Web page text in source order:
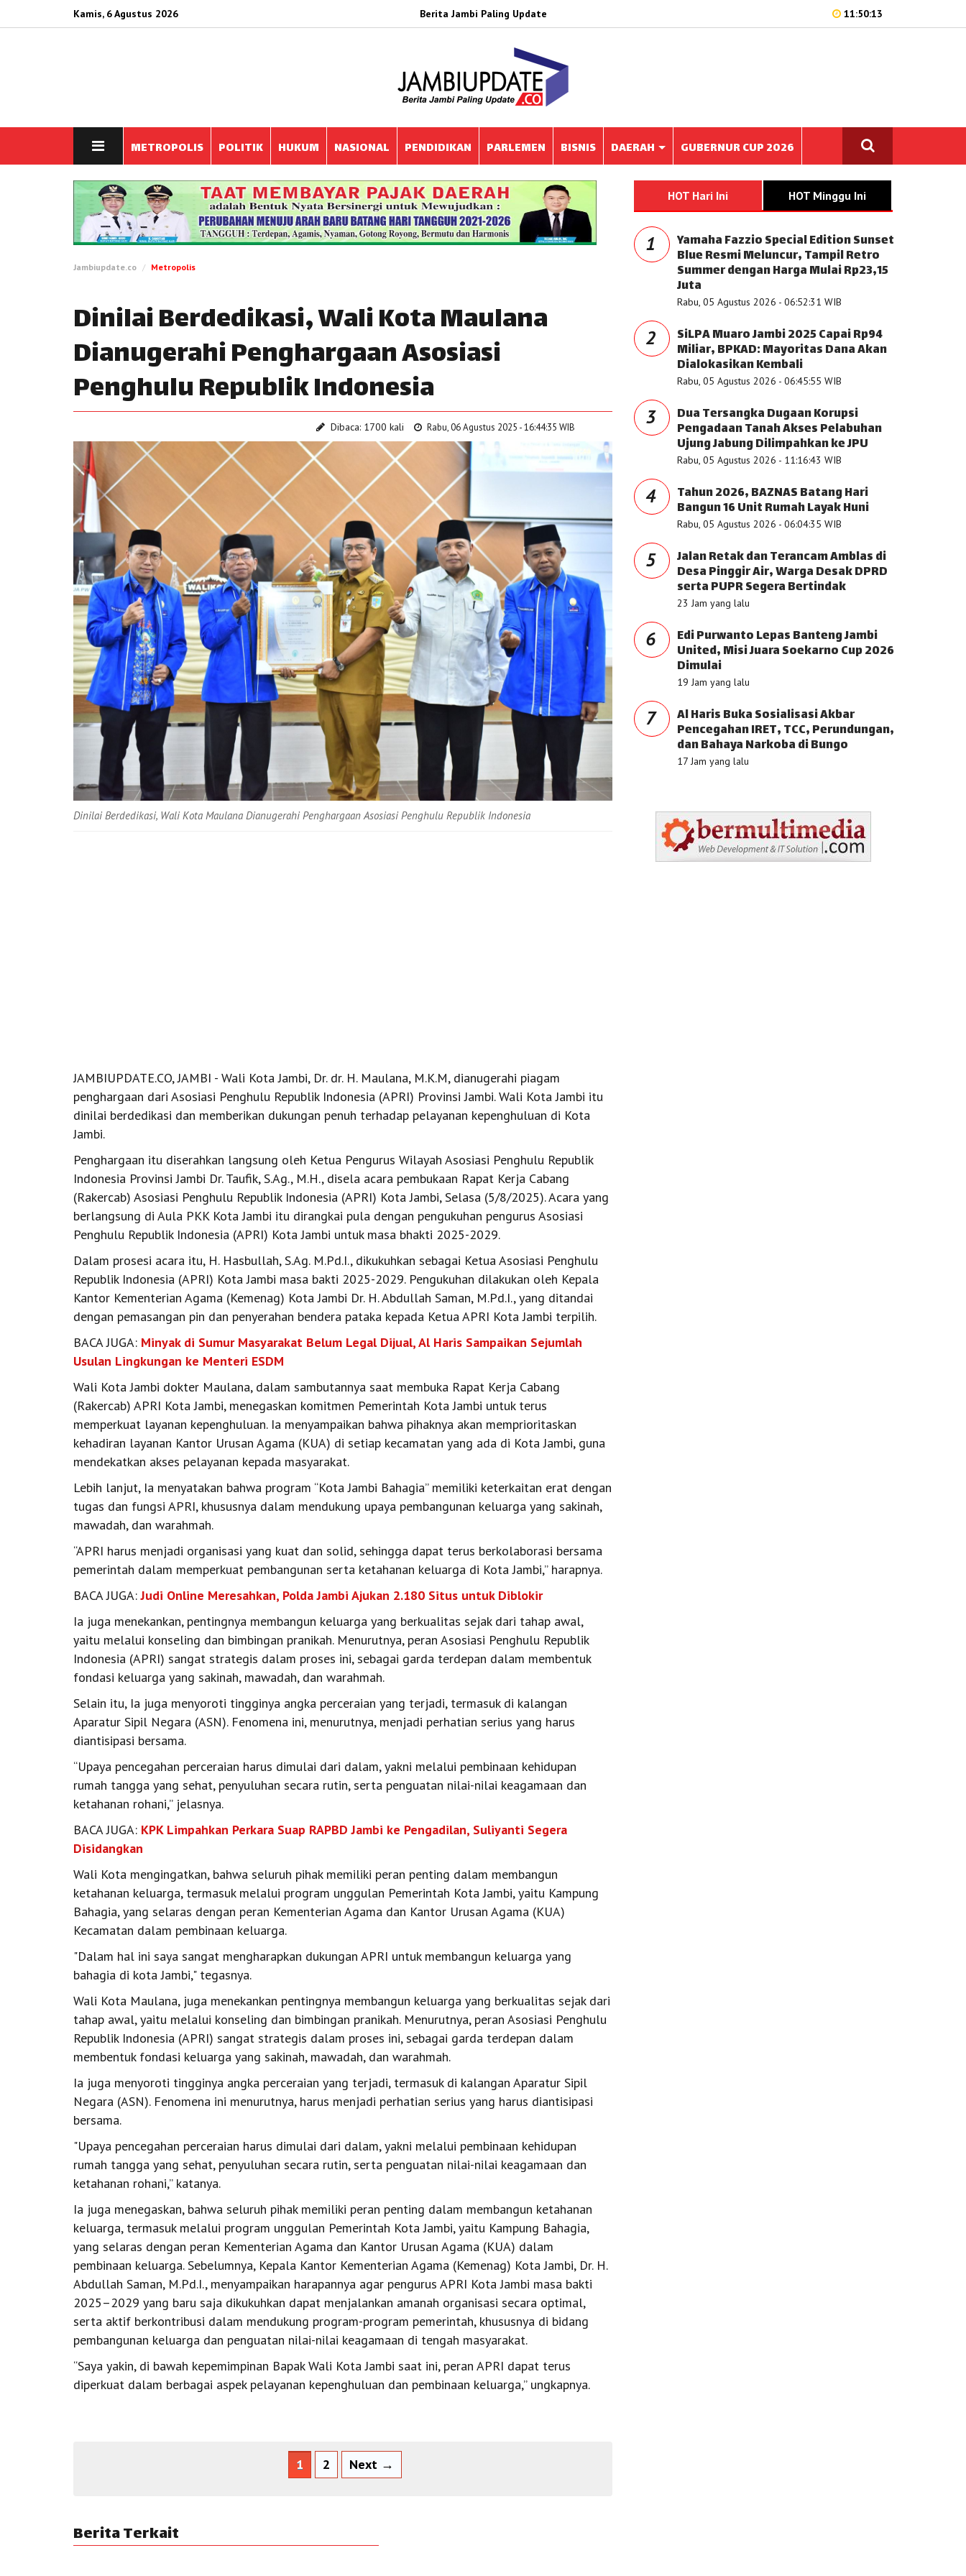
Kamis, 6 Agustus 2026 Berita Jambi Paling Update 11:50:13
METROPOLIS POLITIK HUKUM NASIONAL PENDIDIKAN PARLEMEN BISNIS DAERAH GUBERNUR CUP 2026
Jambiupdate.co Metropolis
Dinilai Berdedikasi, Wali Kota Maulana
Dianugerahi Penghargaan Asosiasi
Penghulu Republik Indonesia
Dibaca: 1700 kali Rabu, 06 Agustus 2025 - 16:44:35 WIB
Dinilai Berdedikasi, Wali Kota Maulana Dianugerahi Penghargaan Asosiasi Penghulu Republik Indonesia
JAMBIUPDATE.CO, JAMBI - Wali Kota Jambi, Dr. dr. H. Maulana, M.K.M, dianugerahi piagam
penghargaan dari Asosiasi Penghulu Republik Indonesia (APRI) Provinsi Jambi. Wali Kota Jambi itu
dinilai berdedikasi dan memberikan dukungan penuh terhadap pelayanan kepenghuluan di Kota
Jambi.
Penghargaan itu diserahkan langsung oleh Ketua Pengurus Wilayah Asosiasi Penghulu Republik
Indonesia Provinsi Jambi Dr. Taufik, S.Ag., M.H., disela acara pembukaan Rapat Kerja Cabang
(Rakercab) Asosiasi Penghulu Republik Indonesia (APRI) Kota Jambi, Selasa (5/8/2025). Acara yang
berlangsung di Aula PKK Kota Jambi itu dirangkai pula dengan pengukuhan pengurus Asosiasi
Penghulu Republik Indonesia (APRI) Kota Jambi untuk masa bhakti 2025-2029.
Dalam prosesi acara itu, H. Hasbullah, S.Ag. M.Pd.I., dikukuhkan sebagai Ketua Asosiasi Penghulu
Republik Indonesia (APRI) Kota Jambi masa bakti 2025-2029. Pengukuhan dilakukan oleh Kepala
Kantor Kementerian Agama (Kemenag) Kota Jambi Dr. H. Abdullah Saman, M.Pd.I., yang ditandai
dengan pemasangan pin dan penyerahan bendera pataka kepada Ketua APRI Kota Jambi terpilih.
BACA JUGA: Minyak di Sumur Masyarakat Belum Legal Dijual, Al Haris Sampaikan Sejumlah
Usulan Lingkungan ke Menteri ESDM
Wali Kota Jambi dokter Maulana, dalam sambutannya saat membuka Rapat Kerja Cabang
(Rakercab) APRI Kota Jambi, menegaskan komitmen Pemerintah Kota Jambi untuk terus
memperkuat layanan kepenghuluan. Ia menyampaikan bahwa pihaknya akan memprioritaskan
kehadiran layanan Kantor Urusan Agama (KUA) di setiap kecamatan yang ada di Kota Jambi, guna
mendekatkan akses pelayanan kepada masyarakat.
Lebih lanjut, Ia menyatakan bahwa program “Kota Jambi Bahagia” memiliki keterkaitan erat dengan
tugas dan fungsi APRI, khususnya dalam mendukung upaya pembangunan keluarga yang sakinah,
mawadah, dan warahmah.
“APRI harus menjadi organisasi yang kuat dan solid, sehingga dapat terus berkolaborasi bersama
pemerintah dalam memperkuat pembangunan serta ketahanan keluarga di Kota Jambi,” harapnya.
BACA JUGA:Judi Online Meresahkan, Polda Jambi Ajukan 2.180 Situs untuk Diblokir
Ia juga menekankan, pentingnya membangun keluarga yang berkualitas sejak dari tahap awal,
yaitu melalui konseling dan bimbingan pranikah. Menurutnya, peran Asosiasi Penghulu Republik
Indonesia (APRI) sangat strategis dalam proses ini, sebagai garda terdepan dalam membentuk
fondasi keluarga yang sakinah, mawadah, dan warahmah.
Selain itu, Ia juga menyoroti tingginya angka perceraian yang terjadi, termasuk di kalangan
Aparatur Sipil Negara (ASN). Fenomena ini, menurutnya, menjadi perhatian serius yang harus
diantisipasi bersama.
“Upaya pencegahan perceraian harus dimulai dari dalam, yakni melalui pembinaan kehidupan
rumah tangga yang sehat, penyuluhan secara rutin, serta penguatan nilai-nilai keagamaan dan
ketahanan rohani,” jelasnya.
BACA JUGA: KPK Limpahkan Perkara Suap RAPBD Jambi ke Pengadilan, Suliyanti Segera
Disidangkan
Wali Kota mengingatkan, bahwa seluruh pihak memiliki peran penting dalam membangun
ketahanan keluarga, termasuk melalui program unggulan Pemerintah Kota Jambi, yaitu Kampung
Bahagia, yang selaras dengan peran Kementerian Agama dan Kantor Urusan Agama (KUA)
Kecamatan dalam pembinaan keluarga.
"Dalam hal ini saya sangat mengharapkan dukungan APRI untuk membangun keluarga yang
bahagia di kota Jambi," tegasnya.
Wali Kota Maulana, juga menekankan pentingnya membangun keluarga yang berkualitas sejak dari
tahap awal, yaitu melalui konseling dan bimbingan pranikah. Menurutnya, peran Asosiasi Penghulu
Republik Indonesia (APRI) sangat strategis dalam proses ini, sebagai garda terdepan dalam
membentuk fondasi keluarga yang sakinah, mawadah, dan warahmah.
Ia juga menyoroti tingginya angka perceraian yang terjadi, termasuk di kalangan Aparatur Sipil
Negara (ASN). Fenomena ini menurutnya, harus menjadi perhatian serius yang harus diantisipasi
bersama.
"Upaya pencegahan perceraian harus dimulai dari dalam, yakni melalui pembinaan kehidupan
rumah tangga yang sehat, penyuluhan secara rutin, serta penguatan nilai-nilai keagamaan dan
ketahanan rohani,” katanya.
Ia juga menegaskan, bahwa seluruh pihak memiliki peran penting dalam membangun ketahanan
keluarga, termasuk melalui program unggulan Pemerintah Kota Jambi, yaitu Kampung Bahagia,
yang selaras dengan peran Kementerian Agama dan Kantor Urusan Agama (KUA) dalam
pembinaan keluarga. Sebelumnya, Kepala Kantor Kementerian Agama (Kemenag) Kota Jambi, Dr. H.
Abdullah Saman, M.Pd.I., menyampaikan harapannya agar pengurus APRI Kota Jambi masa bakti
2025–2029 yang baru saja dikukuhkan dapat menjalankan amanah organisasi secara optimal,
serta aktif berkontribusi dalam mendukung program-program pemerintah, khususnya di bidang
pembangunan keluarga dan penguatan nilai-nilai keagamaan di tengah masyarakat.
“Saya yakin, di bawah kepemimpinan Bapak Wali Kota Jambi saat ini, peran APRI dapat terus
diperkuat dalam berbagai aspek pelayanan kepenghuluan dan pembinaan keluarga,” ungkapnya.
1 2 Next →
Berita Terkait
HOT Hari Ini HOT Minggu Ini
1 Yamaha Fazzio Special Edition Sunset
Blue Resmi Meluncur, Tampil Retro
Summer dengan Harga Mulai Rp23,15
Juta
Rabu, 05 Agustus 2026 - 06:52:31 WIB
2 SiLPA Muaro Jambi 2025 Capai Rp94
Miliar, BPKAD: Mayoritas Dana Akan
Dialokasikan Kembali
Rabu, 05 Agustus 2026 - 06:45:55 WIB
3 Dua Tersangka Dugaan Korupsi
Pengadaan Tanah Akses Pelabuhan
Ujung Jabung Dilimpahkan ke JPU
Rabu, 05 Agustus 2026 - 11:16:43 WIB
4 Tahun 2026, BAZNAS Batang Hari
Bangun 16 Unit Rumah Layak Huni
Rabu, 05 Agustus 2026 - 06:04:35 WIB
5 Jalan Retak dan Terancam Amblas di
Desa Pinggir Air, Warga Desak DPRD
serta PUPR Segera Bertindak
23 Jam yang lalu
6 Edi Purwanto Lepas Banteng Jambi
United, Misi Juara Soekarno Cup 2026
Dimulai
19 Jam yang lalu
7 Al Haris Buka Sosialisasi Akbar
Pencegahan IRET, TCC, Perundungan,
dan Bahaya Narkoba di Bungo
17 Jam yang lalu